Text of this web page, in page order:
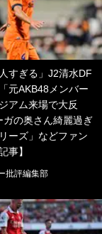
すぎる」J2清水DF
元AKB48メンバー
アム来場で大反
ガの奥さん綺麗過ぎ
ーズ」などファン
事】
批評編集部